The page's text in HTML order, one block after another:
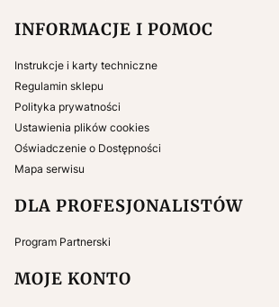
INFORMACJE I POMOC
Instrukcje i karty techniczne
Regulamin sklepu
Polityka prywatności
Ustawienia plików cookies
Oświadczenie o Dostępności
Mapa serwisu
DLA PROFESJONALISTÓW
Program Partnerski
MOJE KONTO